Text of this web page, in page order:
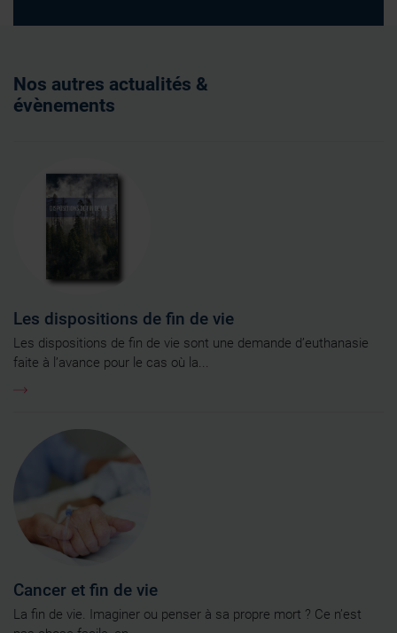
Nos autres actualités &
évènements
Les dispositions de fin de vie
Les dispositions de fin de vie sont une demande d’euthanasie
faite à l’avance pour le cas où la...
Cancer et fin de vie
La fin de vie. Imaginer ou penser à sa propre mort ? Ce n’est